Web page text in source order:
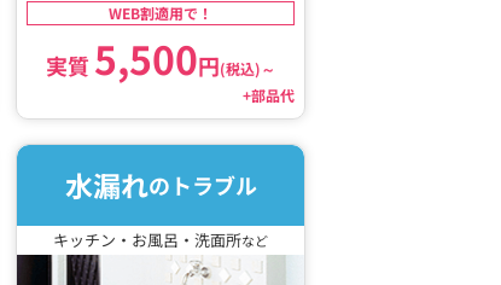
WEB割適用で！
実質 5,500円(税込)～
+部品代
水漏れのトラブル
キッチン・お風呂・洗面所など